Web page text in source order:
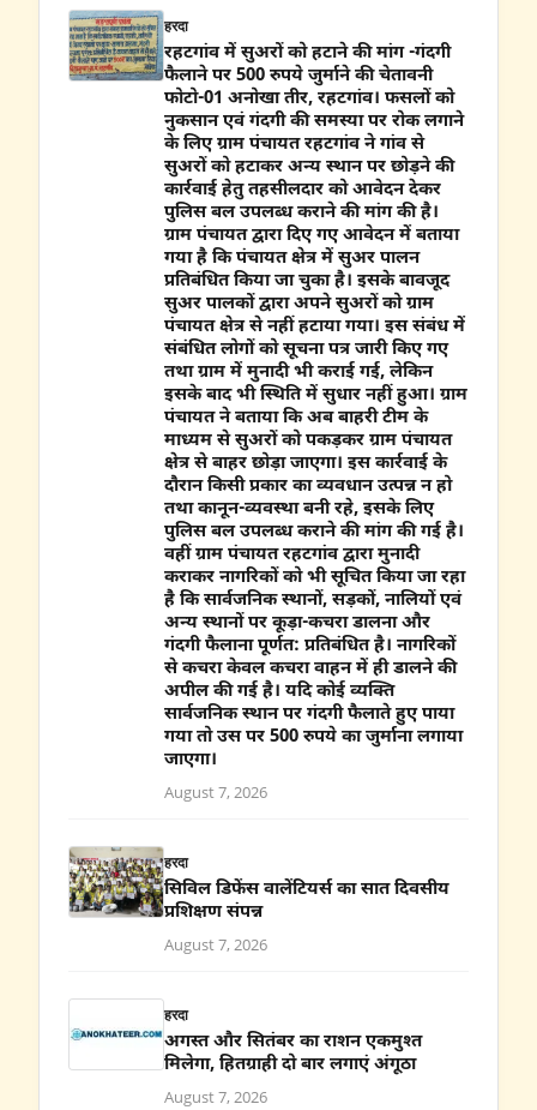
हरदा
रहटगांव में सुअरों को हटाने की मांग -गंदगी
फैलाने पर 500 रुपये जुर्माने की चेतावनी
फोटो-01 अनोखा तीर, रहटगांव। फसलों को
नुकसान एवं गंदगी की समस्या पर रोक लगाने
के लिए ग्राम पंचायत रहटगांव ने गांव से
सुअरों को हटाकर अन्य स्थान पर छोड़ने की
कार्रवाई हेतु तहसीलदार को आवेदन देकर
पुलिस बल उपलब्ध कराने की मांग की है।
ग्राम पंचायत द्वारा दिए गए आवेदन में बताया
गया है कि पंचायत क्षेत्र में सुअर पालन
प्रतिबंधित किया जा चुका है। इसके बावजूद
सुअर पालकों द्वारा अपने सुअरों को ग्राम
पंचायत क्षेत्र से नहीं हटाया गया। इस संबंध में
संबंधित लोगों को सूचना पत्र जारी किए गए
तथा ग्राम में मुनादी भी कराई गई, लेकिन
इसके बाद भी स्थिति में सुधार नहीं हुआ। ग्राम
पंचायत ने बताया कि अब बाहरी टीम के
माध्यम से सुअरों को पकड़कर ग्राम पंचायत
क्षेत्र से बाहर छोड़ा जाएगा। इस कार्रवाई के
दौरान किसी प्रकार का व्यवधान उत्पन्न न हो
तथा कानून-व्यवस्था बनी रहे, इसके लिए
पुलिस बल उपलब्ध कराने की मांग की गई है।
वहीं ग्राम पंचायत रहटगांव द्वारा मुनादी
कराकर नागरिकों को भी सूचित किया जा रहा
है कि सार्वजनिक स्थानों, सड़कों, नालियों एवं
अन्य स्थानों पर कूड़ा-कचरा डालना और
गंदगी फैलाना पूर्णत: प्रतिबंधित है। नागरिकों
से कचरा केवल कचरा वाहन में ही डालने की
अपील की गई है। यदि कोई व्यक्ति
सार्वजनिक स्थान पर गंदगी फैलाते हुए पाया
गया तो उस पर 500 रुपये का जुर्माना लगाया
जाएगा।
August 7, 2026
हरदा
सिविल डिफेंस वालेंटियर्स का सात दिवसीय
प्रशिक्षण संपन्न
August 7, 2026
हरदा
अगस्त और सितंबर का राशन एकमुश्त
मिलेगा, हितग्राही दो बार लगाएं अंगूठा
August 7, 2026